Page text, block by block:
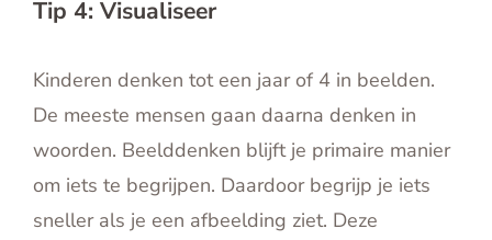
Tip 4: Visualiseer
Kinderen denken tot een jaar of 4 in beelden.
De meeste mensen gaan daarna denken in
woorden. Beelddenken blijft je primaire manier
om iets te begrijpen. Daardoor begrijp je iets
sneller als je een afbeelding ziet. Deze